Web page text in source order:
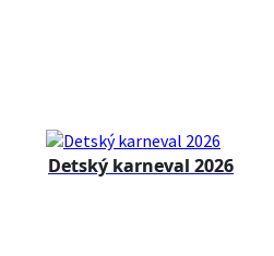
Detský karneval 2026